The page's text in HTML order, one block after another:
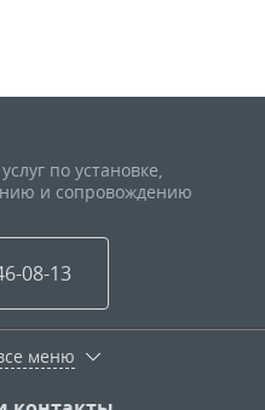
по установке,
и сопровождению
08-13
меню